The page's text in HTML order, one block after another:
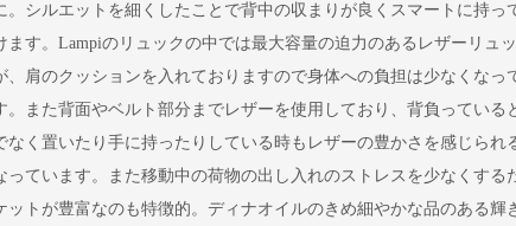
。シルエットを細くしたことで背中の収まりが良くスマートに持っ
ます。Lampiのリュックの中では最大容量の迫力のあるレザーリュ
、肩のクッションを入れておりますので身体への負担は少なくなっ
。また背面やベルト部分までレザーを使用しており、背負っている
なく置いたり手に持ったりしている時もレザーの豊かさを感じられ
っています。また移動中の荷物の出し入れのストレスを少なくする
ットが豊富なのも特徴的。ディナオイルのきめ細やかな品のある輝